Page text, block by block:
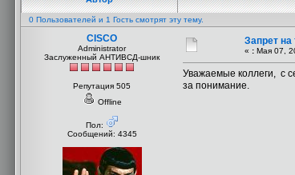
0 Пользователей и 1 Гость смотрят эту тему.
CISCO
Administrator
Заслуженный АНТИВСД-шник
Репутация 505
Offline
Пол:
Сообщений: 4345
Запрет
« : Мая 07,
Уважаемые коллеги, с
за понимание.